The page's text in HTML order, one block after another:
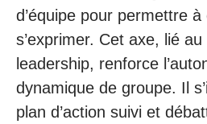
d’équipe pour permettre
s’exprimer. Cet axe, lié
leadership, renforce
dynamique de groupe. Il
plan d’action suivi et